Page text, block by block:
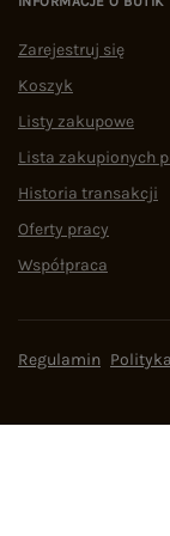
Zarejestruj się
Koszyk
Listy zakupowe
Lista zakupionych
Historia transakcji
Oferty pracy
Współpraca
Regulamin